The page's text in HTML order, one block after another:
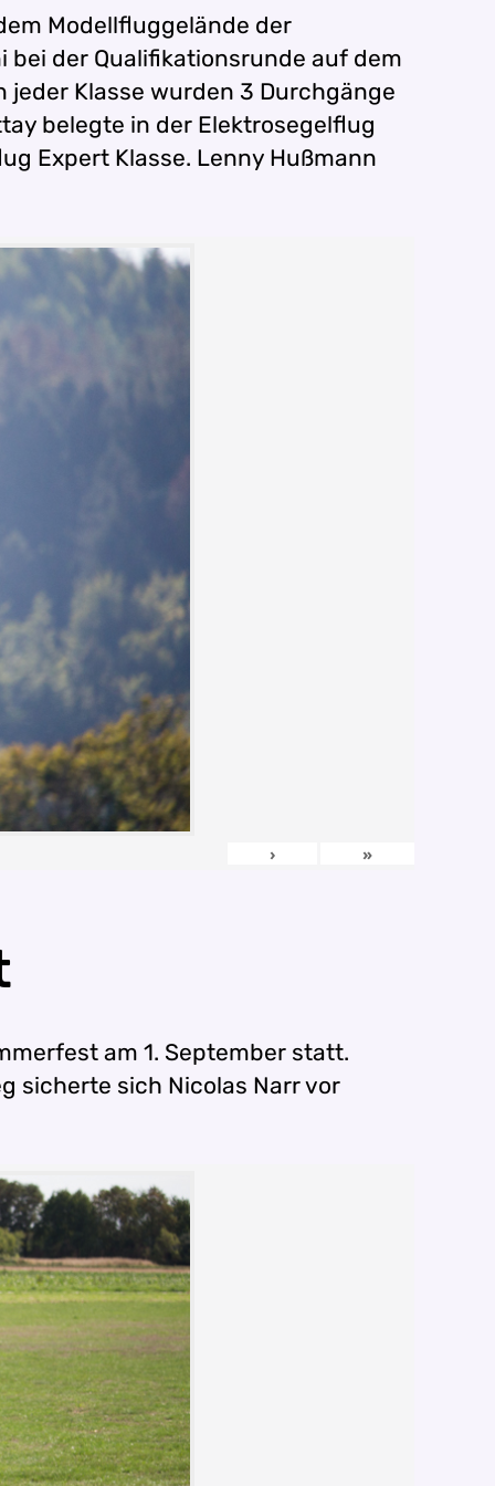
Modellfluggelände der
bei der Qualifikationsrunde auf dem
Klasse wurden 3 Durchgänge
belegte in der Elektrosegelflug
Expert Klasse. Lenny Hußmann
› »
am 1. September statt.
sicherte sich Nicolas Narr vor